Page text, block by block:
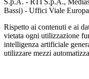
S.p.A. - RTI S.p.A.,
Bassi) - Uffici Viale
Rispetto ai contenuti e ai
vietata ogni utilizzazione
intelligenza artificiale
utilizzare mezzi